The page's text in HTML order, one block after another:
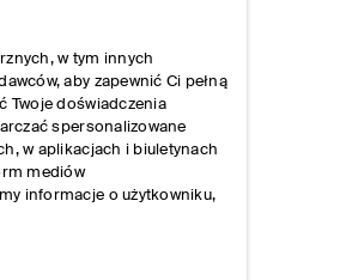
w tym innych
aby zapewnić Ci pełną
Twoje doświadczenia
spersonalizowane
w aplikacjach i biuletynach
mediów
informacje o użytkowniku,